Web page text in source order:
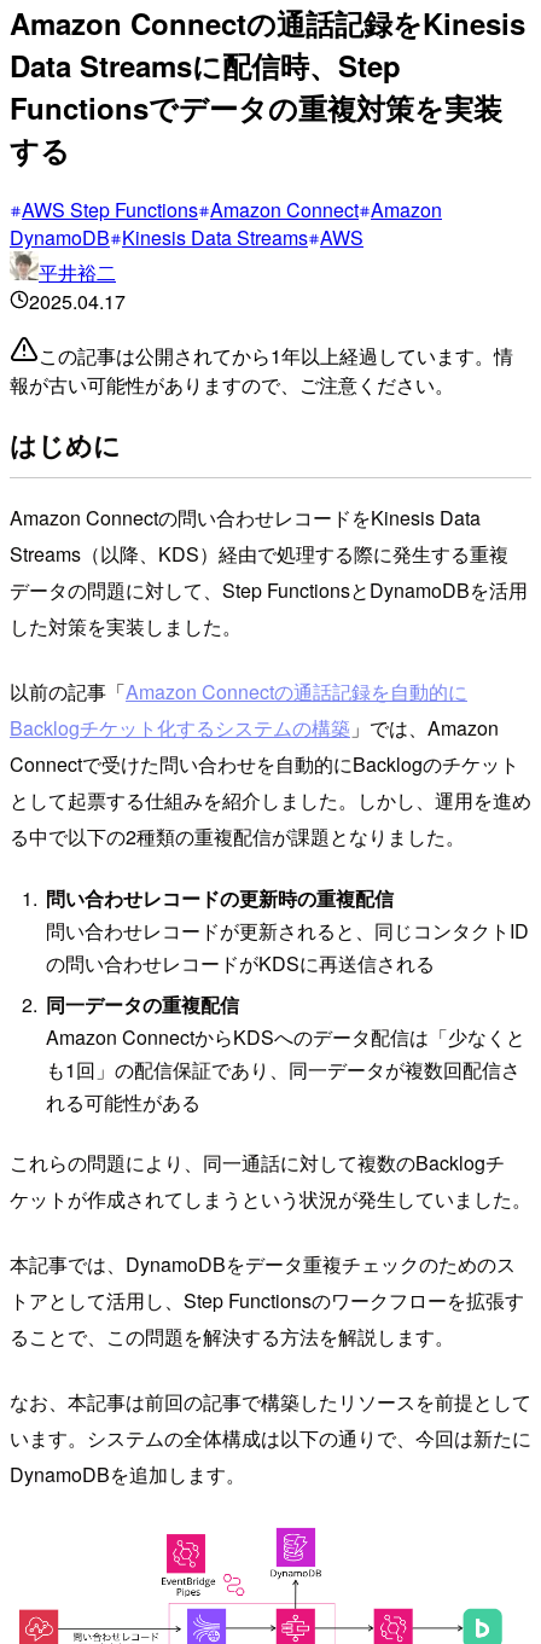
Amazon Connectの通話記録をKinesis
Data Streamsに配信時、Step
Functionsでデータの重複対策を実装
する
AWS Step Functions Amazon Connect Amazon
DynamoDB Kinesis Data Streams AWS
平井裕二
2025.04.17
この記事は公開されてから1年以上経過しています。情
報が古い可能性がありますので、ご注意ください。
はじめに
Amazon Connectの問い合わせレコードをKinesis Data
Streams（以降、KDS）経由で処理する際に発生する重複
データの問題に対して、Step FunctionsとDynamoDBを活用
した対策を実装しました。
以前の記事「Amazon Connectの通話記録を自動的に
Backlogチケット化するシステムの構築 」では、Amazon
Connectで受けた問い合わせを自動的にBacklogのチケット
として起票する仕組みを紹介しました。しかし、運用を進め
る中で以下の2種類の重複配信が課題となりました。
問い合わせレコードの更新時の重複配信
問い合わせレコードが更新されると、同じコンタクトID
の問い合わせレコードがKDSに再送信される
同一データの重複配信
Amazon ConnectからKDSへのデータ配信は「少なくと
も1回」の配信保証であり、同一データが複数回配信さ
れる可能性がある
これらの問題により、同一通話に対して複数のBacklogチ
ケットが作成されてしまうという状況が発生していました。
本記事では、DynamoDBをデータ重複チェックのためのス
トアとして活用し、Step Functionsのワークフローを拡張す
ることで、この問題を解決する方法を解説します。
なお、本記事は前回の記事で構築したリソースを前提として
います。システムの全体構成は以下の通りで、今回は新たに
DynamoDBを追加します。